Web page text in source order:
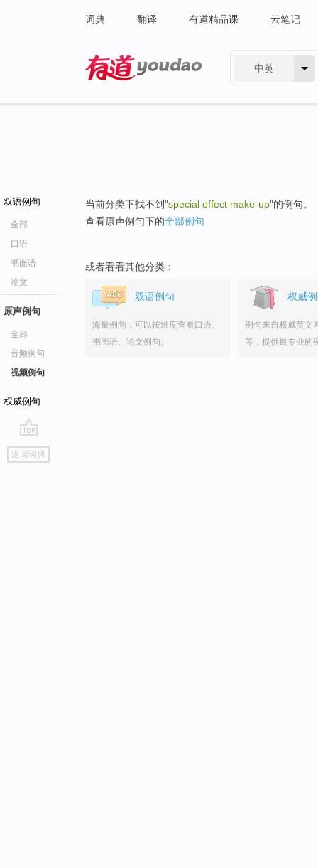
词典 翻译 有道精品课 云笔记
中英
双语例句
全部
口语
书面语
论文
原声例句
全部
音频例句
视频例句
权威例句
go
top
返回词典
当前分类下找不到"special effect make-up"的例句。
查看原声例句下的全部例句
或者看看其他分类：
双语例句
海量例句，可以按难度查看口语、
书面语、论文例句。
权威
例句来自权威英文
等，提供最专业的